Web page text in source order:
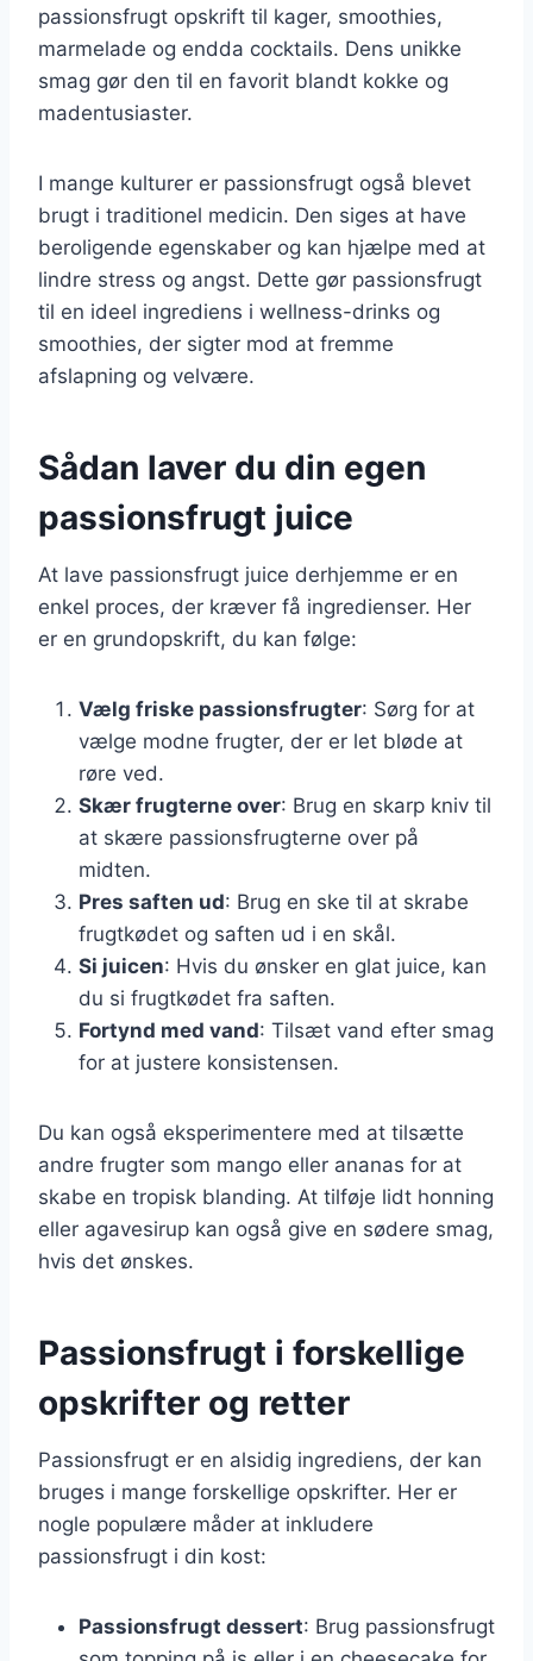
passionsfrugt opskrift til kager, smoothies,
marmelade og endda cocktails. Dens unikke
smag gør den til en favorit blandt kokke og
madentusiaster.
I mange kulturer er passionsfrugt også blevet
brugt i traditionel medicin. Den siges at have
beroligende egenskaber og kan hjælpe med at
lindre stress og angst. Dette gør passionsfrugt
til en ideel ingrediens i wellness-drinks og
smoothies, der sigter mod at fremme
afslapning og velvære.
Sådan laver du din egen
passionsfrugt juice
At lave passionsfrugt juice derhjemme er en
enkel proces, der kræver få ingredienser. Her
er en grundopskrift, du kan følge:
Vælg friske passionsfrugter: Sørg for at
vælge modne frugter, der er let bløde at
røre ved.
Skær frugterne over: Brug en skarp kniv til
at skære passionsfrugterne over på
midten.
Pres saften ud: Brug en ske til at skrabe
frugtkødet og saften ud i en skål.
Si juicen: Hvis du ønsker en glat juice, kan
du si frugtkødet fra saften.
Fortynd med vand: Tilsæt vand efter smag
for at justere konsistensen.
Du kan også eksperimentere med at tilsætte
andre frugter som mango eller ananas for at
skabe en tropisk blanding. At tilføje lidt honning
eller agavesirup kan også give en sødere smag,
hvis det ønskes.
Passionsfrugt i forskellige
opskrifter og retter
Passionsfrugt er en alsidig ingrediens, der kan
bruges i mange forskellige opskrifter. Her er
nogle populære måder at inkludere
passionsfrugt i din kost:
Passionsfrugt dessert: Brug passionsfrugt